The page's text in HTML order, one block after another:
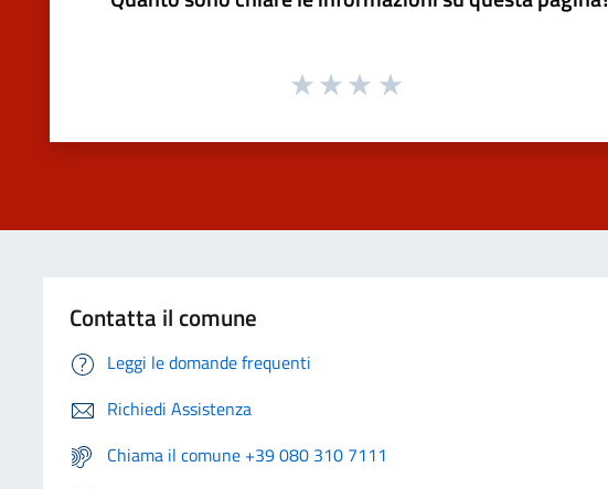
Contatta il comune
Leggi le domande frequenti
Richiedi Assistenza
Chiama il comune +39 080 310 7111